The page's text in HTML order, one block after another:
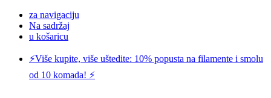
za navigaciju
Na sadržaj
u košaricu
⚡️Više kupite, više uštedite: 10% popusta na filamente i smolu
od 10 komada! ⚡️